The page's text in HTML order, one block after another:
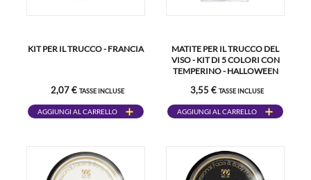
KIT PER IL TRUCCO - FRANCIA
2,07 € TASSE INCLUSE
AGGIUNGI AL CARRELLO
MATITE PER IL TRUCCO DEL
VISO - KIT DI 5 COLORI CON
TEMPERINO - HALLOWEEN
3,55 € TASSE INCLUSE
AGGIUNGI AL CARRELLO